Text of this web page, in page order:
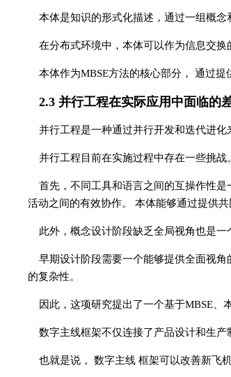
本体是知识的形式化描述，通过一组概念
在分布式环境中，本体可以作为信息交
本体作为MBSE方法的核心部分， 通过
2.3 并行工程在实际应用中面临的
并行工程是一种通过并行开发和迭代进化
并行工程目前在实施过程中存在一些挑战。
首先，不同工具和语言之间的互操作性
活动之间的有效协作。 本体能够通过提供
此外，概念设计阶段缺乏全局视角也是一
早期设计阶段需要一个能够提供全面视
的复杂性。
因此，这项研究提出了一个基于MBSE、
数字主线框架不仅连接了产品设计和生
也就是说， 数字主线 框架可以改善新飞